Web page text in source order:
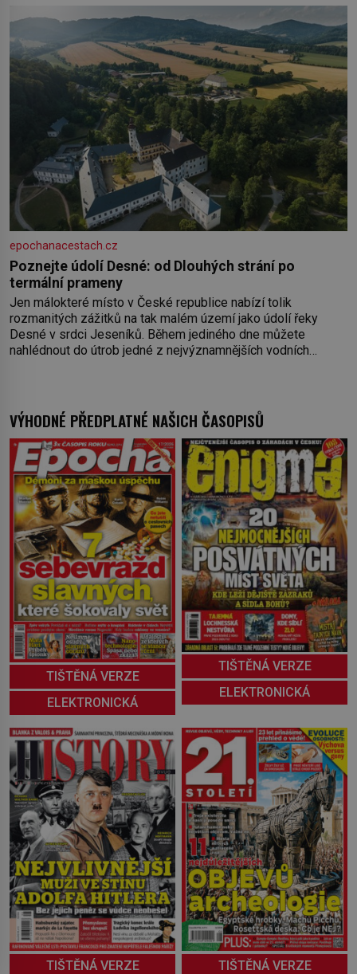
epochanacestach.cz
Poznejte údolí Desné: od Dlouhých strání po
termální prameny
Jen málokteré místo v České republice nabízí tolik
rozmanitých zážitků na tak malém území jako údolí řeky
Desné v srdci Jeseníků. Během jediného dne můžete
nahlédnout do útrob jedné z nejvýznamnějších vodních
VÝHODNÉ PŘEDPLATNÉ NAŠICH ČASOPISŮ
TIŠTĚNÁ VERZE
ELEKTRONICKÁ
TIŠTĚNÁ VERZE
ELEKTRONICKÁ
TIŠTĚNÁ VERZE TIŠTĚNÁ VERZE